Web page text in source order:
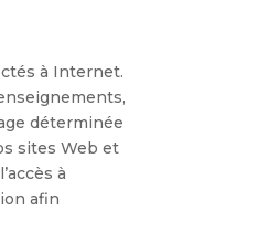
à Internet.
déterminée
sites Web et
à
afin